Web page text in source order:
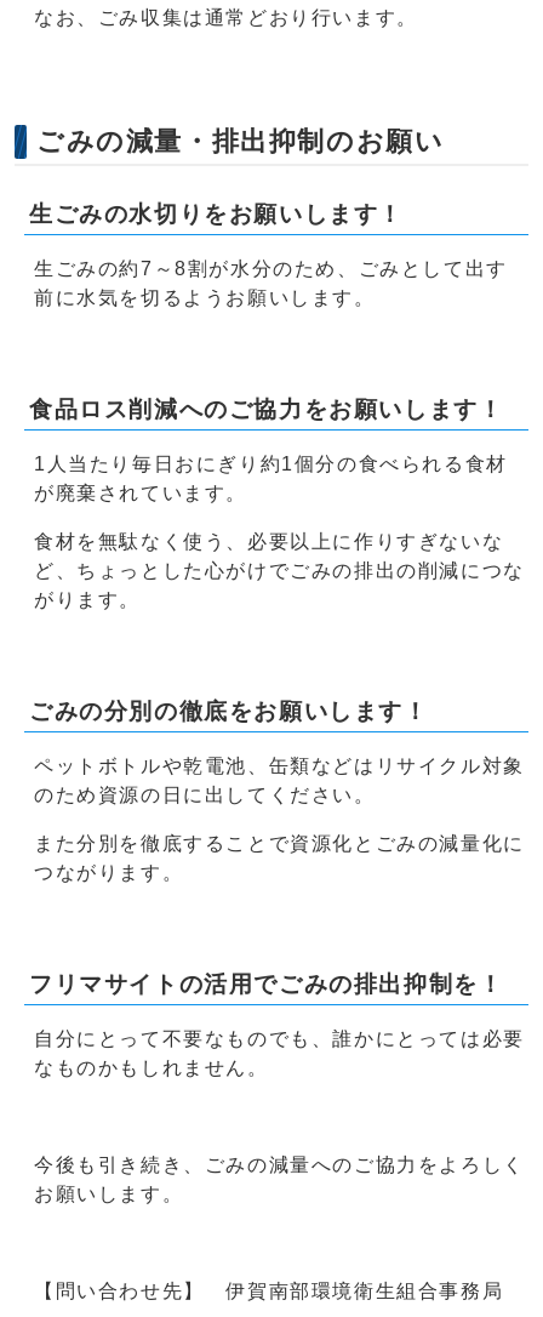
なお、ごみ収集は通常どおり行います。
ごみの減量・排出抑制のお願い
生ごみの水切りをお願いします！
生ごみの約7～8割が水分のため、ごみとして出す
前に水気を切るようお願いします。
食品ロス削減へのご協力をお願いします！
1人当たり毎日おにぎり約1個分の食べられる食材
が廃棄されています。
食材を無駄なく使う、必要以上に作りすぎないな
ど、ちょっとした心がけでごみの排出の削減につな
がります。
ごみの分別の徹底をお願いします！
ペットボトルや乾電池、缶類などはリサイクル対象
のため資源の日に出してください。
また分別を徹底することで資源化とごみの減量化に
つながります。
フリマサイトの活用でごみの排出抑制を！
自分にとって不要なものでも、誰かにとっては必要
なものかもしれません。
今後も引き続き、ごみの減量へのご協力をよろしく
お願いします。
【問い合わせ先】 伊賀南部環境衛生組合事務局